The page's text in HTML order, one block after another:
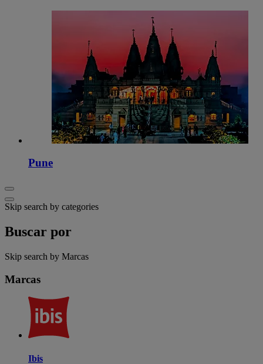
Pune
Skip search by categories
Buscar por
Skip search by Marcas
Marcas
Ibis